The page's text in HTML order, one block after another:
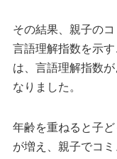
その結果、親子の
言語理解指数を示
は、言語理解指数
なりました。
年齢を重ねると子
が増え、親子でコ